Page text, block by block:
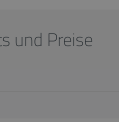
und Preise